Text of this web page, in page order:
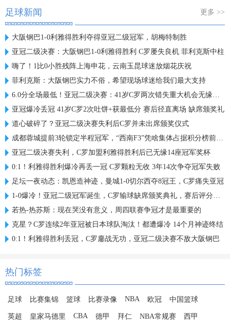
足球新闻 更多 >>
大阪钢巴1-0利雅得胜利夺得亚冠二级冠军，胡梅特制胜
亚冠二级决赛：大阪钢巴1-0利雅得胜利 C罗屡失良机 菲利克斯中柱
嗨了！1比0小胜残阵上海申花，云南玉昆球迷放烟花庆祝
菲利克斯：大阪钢巴实力不俗，希望现场球迷给我们最大支持
6.0分全场最低！亚冠二级决赛：41岁C罗两次错失重大机会无缘首冠
亚冠爆冷丢冠 41岁C罗2次吐饼+获最低分 赛后径直离场 缺席颁奖礼
道心破碎了？亚冠二级决赛失利后C罗并未出席颁奖仪式
成都蓉城提前3轮锁定半程冠军，“西南F3”凭啥集体占据积分榜前三？
亚冠二级决赛失利，C罗加盟利雅得胜利后已无缘14座冠军奖杯
0:1！利雅得胜利爆冷再丢一冠 C罗颗粒无收 3年14次争夺冠军失败
足坛一夜动态：凯恩造神迹，曼城1-0切尔西夺8冠王，C罗痛失亚冠
1-0爆冷！亚冠二级冠军诞生，C罗输球缺席颁奖典礼，赛后评分出炉
若热-热苏斯：现在哭没有意义，周四联赛争冠才是最重要的
克星？C罗连续2年亚冠被日本球队淘汰！都遭爆冷 14个月神迹终结
0:1！利雅得胜利丢冠，C罗鏖战无功，亚冠二级决赛不敌大阪钢巴
热门标签
足球 比赛集锦 篮球 比赛录像 NBA 欧冠 中国篮球
英超 皇家马德里 CBA 德甲 拜仁 NBA常规赛 西甲